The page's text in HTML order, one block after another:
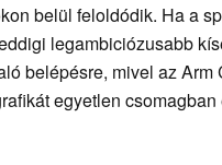
belül feloldódik. Ha a
legambiciózusabb
belépésre, mivel az Arm
egyetlen csomagban